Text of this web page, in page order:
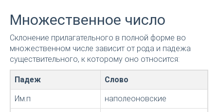
Множественное число
Склонение прилагательного в полной форме во
множественном числе зависит от рода и падежа
существительного, к которому оно относится:
Падеж Слово
Им.п наполеоновские